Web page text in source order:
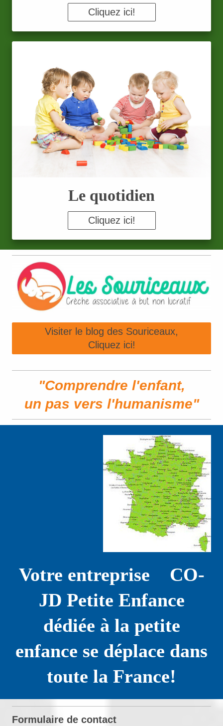
Cliquez ici!
Le quotidien
Cliquez ici!
Visiter le blog des Souriceaux,
Cliquez ici!
"Comprendre l'enfant,
un pas vers l'humanisme"
Votre entreprise CO-
JD Petite Enfance
dédiée à la petite
enfance se déplace dans
toute la France!
Formulaire de contact